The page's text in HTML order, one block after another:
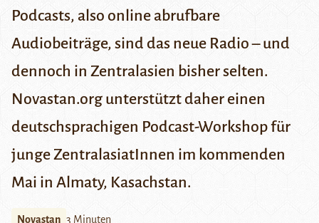
Podcasts, also online abrufbare
Audiobeiträge, sind das neue Radio – und
dennoch in Zentralasien bisher selten.
Novastan.org unterstützt daher einen
deutschsprachigen Podcast-Workshop für
junge ZentralasiatInnen im kommenden
Mai in Almaty, Kasachstan.
Novastan 3 Minuten